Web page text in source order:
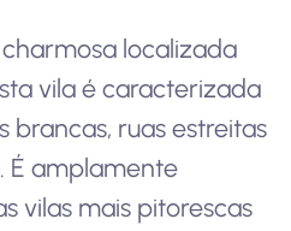
localizada
vila é caracterizada
brancas, ruas estreitas
É amplamente
vilas mais pitorescas